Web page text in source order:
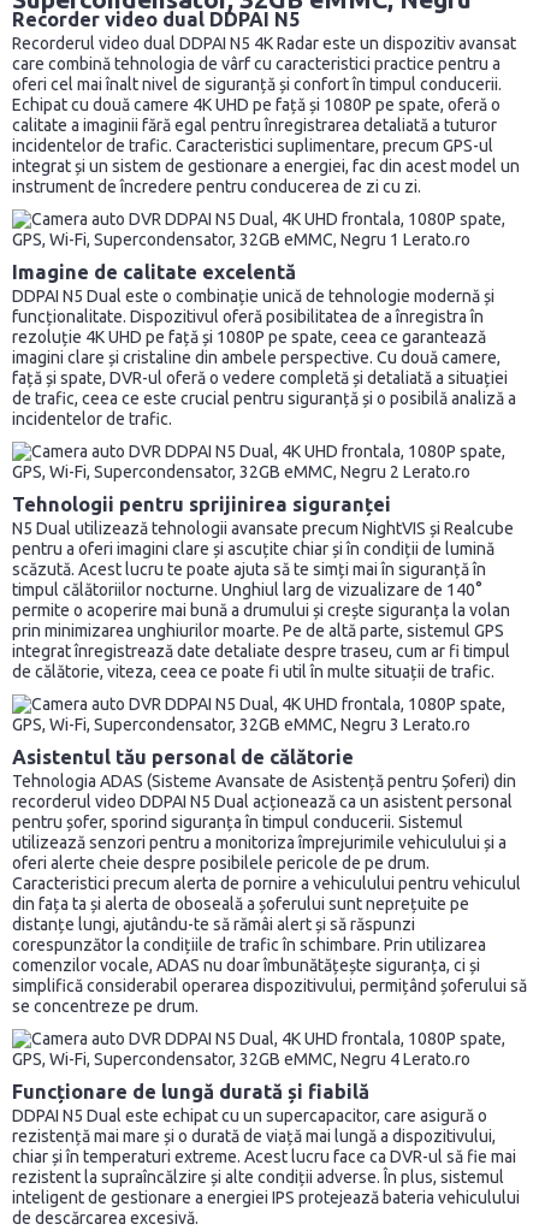
Recorder video dual DDPAI N5
Recorderul video dual DDPAI N5 4K Radar este un dispozitiv avansat
care combină tehnologia de vârf cu caracteristici practice pentru a
oferi cel mai înalt nivel de siguranță și confort în timpul conducerii.
Echipat cu două camere 4K UHD pe față și 1080P pe spate, oferă o
calitate a imaginii fără egal pentru înregistrarea detaliată a tuturor
incidentelor de trafic. Caracteristici suplimentare, precum GPS-ul
integrat și un sistem de gestionare a energiei, fac din acest model un
instrument de încredere pentru conducerea de zi cu zi.
Imagine de calitate excelentă
DDPAI N5 Dual este o combinație unică de tehnologie modernă și
funcționalitate. Dispozitivul oferă posibilitatea de a înregistra în
rezoluție 4K UHD pe față și 1080P pe spate, ceea ce garantează
imagini clare și cristaline din ambele perspective. Cu două camere,
față și spate, DVR-ul oferă o vedere completă și detaliată a situației
de trafic, ceea ce este crucial pentru siguranță și o posibilă analiză a
incidentelor de trafic.
Tehnologii pentru sprijinirea siguranței
N5 Dual utilizează tehnologii avansate precum NightVIS și Realcube
pentru a oferi imagini clare și ascuțite chiar și în condiții de lumină
scăzută. Acest lucru te poate ajuta să te simți mai în siguranță în
timpul călătoriilor nocturne. Unghiul larg de vizualizare de 140°
permite o acoperire mai bună a drumului și crește siguranța la volan
prin minimizarea unghiurilor moarte. Pe de altă parte, sistemul GPS
integrat înregistrează date detaliate despre traseu, cum ar fi timpul
de călătorie, viteza, ceea ce poate fi util în multe situații de trafic.
Asistentul tău personal de călătorie
Tehnologia ADAS (Sisteme Avansate de Asistență pentru Șoferi) din
recorderul video DDPAI N5 Dual acționează ca un asistent personal
pentru șofer, sporind siguranța în timpul conducerii. Sistemul
utilizează senzori pentru a monitoriza împrejurimile vehiculului și a
oferi alerte cheie despre posibilele pericole de pe drum.
Caracteristici precum alerta de pornire a vehiculului pentru vehiculul
din fața ta și alerta de oboseală a șoferului sunt neprețuite pe
distanțe lungi, ajutându-te să rămâi alert și să răspunzi
corespunzător la condițiile de trafic în schimbare. Prin utilizarea
comenzilor vocale, ADAS nu doar îmbunătățește siguranța, ci și
simplifică considerabil operarea dispozitivului, permițând șoferului să
se concentreze pe drum.
Funcționare de lungă durată și fiabilă
DDPAI N5 Dual este echipat cu un supercapacitor, care asigură o
rezistență mai mare și o durată de viață mai lungă a dispozitivului,
chiar și în temperaturi extreme. Acest lucru face ca DVR-ul să fie mai
rezistent la supraîncălzire și alte condiții adverse. În plus, sistemul
inteligent de gestionare a energiei IPS protejează bateria vehiculului
de descărcarea excesivă.